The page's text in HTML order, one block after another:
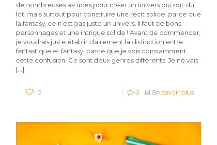
de nombreuses astuces pour créer un univers qui sort du
lot, mais surtout pour construire une récit solide, parce que
la fantasy, ce n’est pas juste un univers. Il faut de bons
personnages et une intrigue solide ! Avant de commencer,
je voudrais juste établir clairement la distinction entre
fantastique et fantasy, parce que je vois constamment
cette confusion. Ce sont deux genres différents. Je ne vais
[…]
0 0 En savoir plus